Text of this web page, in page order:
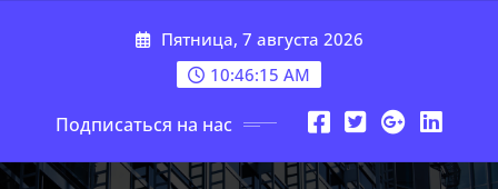
Пятница, 7 августа 2026
10:46:16 AM
Подписаться на нас